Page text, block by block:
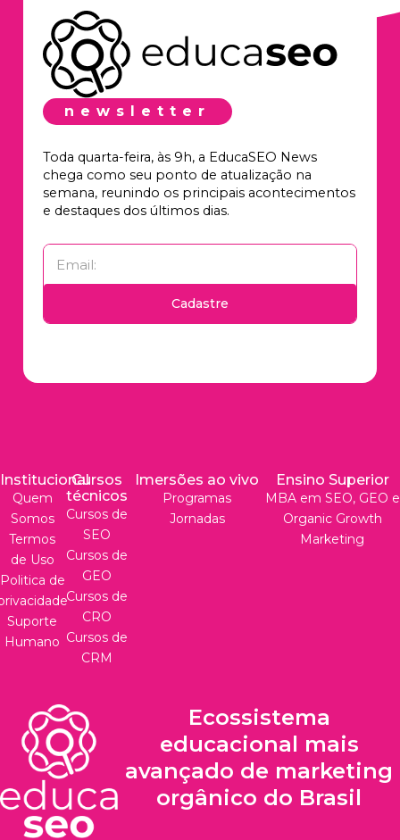
newsletter
Toda quarta-feira, às 9h, a EducaSEO News
chega como seu ponto de atualização na
semana, reunindo os principais acontecimentos
e destaques dos últimos dias.
Cadastre
Institucional
Quem
Somos
Termos
de Uso
Politica de
Suporte
Humano
Cursos
técnicos
Cursos de
SEO
Cursos de
GEO
Cursos de
CRO
Cursos de
CRM
Imersões ao vivo
Programas
Jornadas
Ensino Superior
MBA em SEO, GEO e
Organic Growth
Marketing
Ecossistema
educacional mais
avançado de marketing
orgânico do Brasil